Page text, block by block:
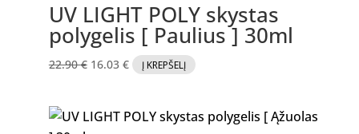
UV LIGHT POLY skystas
polygelis [ Paulius ] 30ml
22.90€ Original
22.90 €.
16.03 €Current
16.03 €.
Į KREPŠELĮ